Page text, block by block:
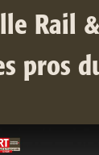
Rail
pros